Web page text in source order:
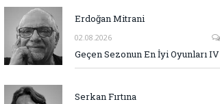
Erdoğan Mitrani
02.08.2026
Geçen Sezonun En İyi Oyunları IV
Serkan Fırtına